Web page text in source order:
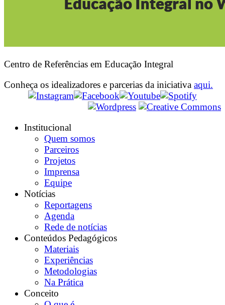
Centro de Referências em Educação Integral
Conheça os idealizadores e parcerias da iniciativa aqui.
Institucional
Quem somos
Parceiros
Projetos
Imprensa
Equipe
Notícias
Reportagens
Agenda
Rede de notícias
Conteúdos Pedagógicos
Materiais
Experiências
Metodologias
Na Prática
Conceito